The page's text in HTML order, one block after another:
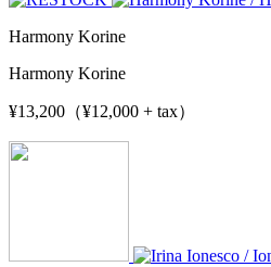
Harmony Korine
Harmony Korine
¥13,200（¥12,000 + tax）